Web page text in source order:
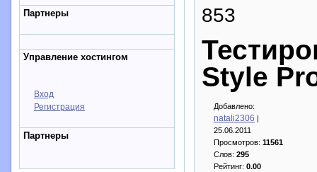
Партнеры
Управление хостингом
Вход
Регистрация
Партнеры
853
Style
Добавлено:
natali2306 |
25.06.2011
Просмотров: 11561
Слов: 295
Рейтинг: 0.00